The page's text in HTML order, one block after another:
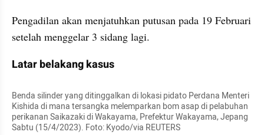
Pengadilan akan menjatuhkan putusan pada 19 Februari
setelah menggelar 3 sidang lagi.
Latar belakang kasus
Benda silinder yang ditinggalkan di lokasi pidato Perdana Menteri
Kishida di mana tersangka melemparkan bom asap di pelabuhan
perikanan Saikazaki di Wakayama, Prefektur Wakayama, Jepang
Sabtu (15/4/2023). Foto: Kyodo/via REUTERS